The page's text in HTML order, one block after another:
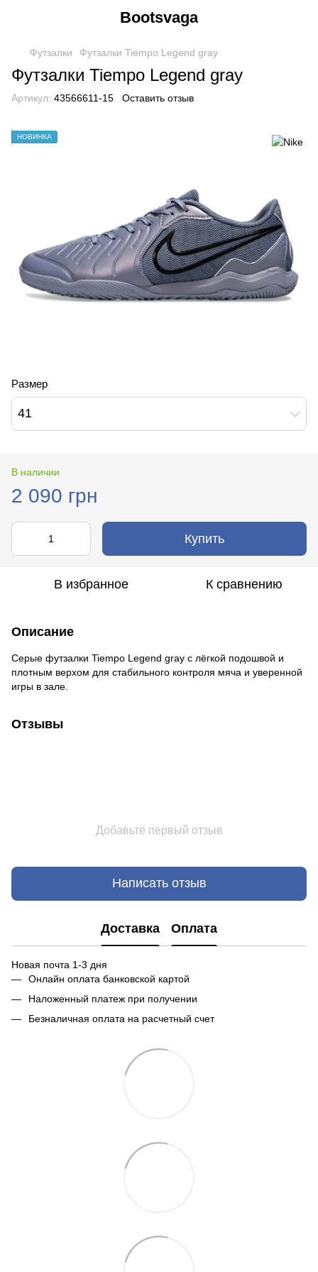
Bootsvaga
Футзалки Футзалки Tiempo Legend gray
Футзалки Tiempo Legend gray
Артикул: 43566611-15 Оставить отзыв
НОВИНКА
Размер
41
В наличии
2 090 грн
Купить
В избранное К сравнению
Описание
Серые футзалки Tiempo Legend gray с лёгкой подошвой и
плотным верхом для стабильного контроля мяча и уверенной
игры в зале.
Отзывы
Добавьте первый отзыв
Написать отзыв
Доставка Оплата
Новая почта 1-3 дня
Онлайн оплата банковской картой
Наложенный платеж при получении
Безналичная оплата на расчетный счет